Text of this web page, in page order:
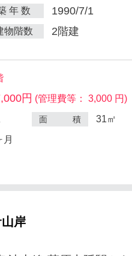
年 数 1990/7/1
物階数 2階建
円 (管理費等： 3,000 円)
面 積 31㎡
月
岸